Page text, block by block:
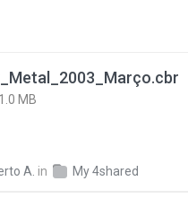
MB
A. in My 4shared